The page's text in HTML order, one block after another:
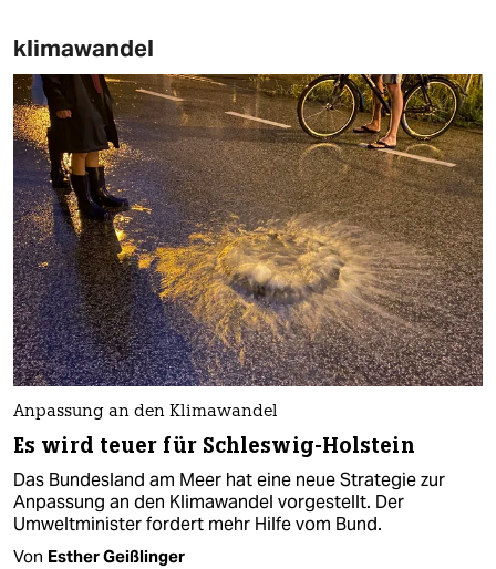
klimawandel
Anpassung an den Klimawandel
Es wird teuer für Schleswig-Holstein
Das Bundesland am Meer hat eine neue Strategie zur
Anpassung an den Klimawandel vorgestellt. Der
Umweltminister fordert mehr Hilfe vom Bund.
Von Esther Geißlinger